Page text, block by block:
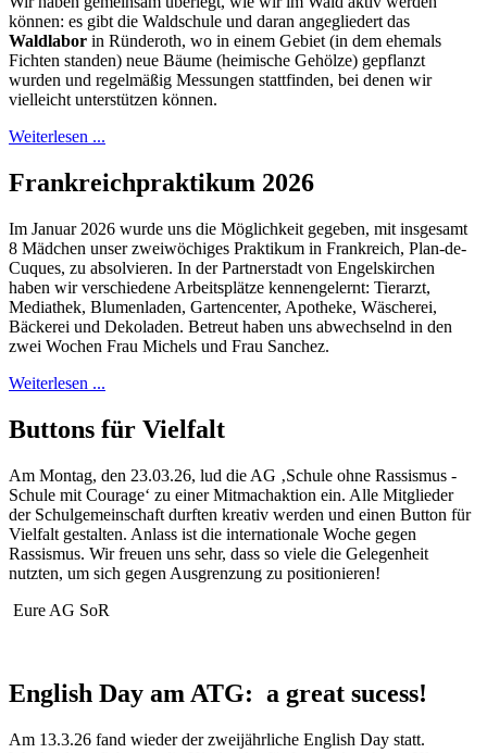
können: es gibt die Waldschule und daran angegliedert das
Waldlabor in Ründeroth, wo in einem Gebiet (in dem ehemals
Fichten standen) neue Bäume (heimische Gehölze) gepflanzt
wurden und regelmäßig Messungen stattfinden, bei denen wir
vielleicht unterstützen können.
Weiterlesen ...
Frankreichpraktikum 2026
Im Januar 2026 wurde uns die Möglichkeit gegeben, mit insgesamt
8 Mädchen unser zweiwöchiges Praktikum in Frankreich, Plan-de-
Cuques, zu absolvieren. In der Partnerstadt von Engelskirchen
haben wir verschiedene Arbeitsplätze kennengelernt: Tierarzt,
Mediathek, Blumenladen, Gartencenter, Apotheke, Wäscherei,
Bäckerei und Dekoladen. Betreut haben uns abwechselnd in den
zwei Wochen Frau Michels und Frau Sanchez.
Weiterlesen ...
Buttons für Vielfalt
Am Montag, den 23.03.26, lud die AG ‚Schule ohne Rassismus -
Schule mit Courage‘ zu einer Mitmachaktion ein. Alle Mitglieder
der Schulgemeinschaft durften kreativ werden und einen Button für
Vielfalt gestalten. Anlass ist die internationale Woche gegen
Rassismus. Wir freuen uns sehr, dass so viele die Gelegenheit
nutzten, um sich gegen Ausgrenzung zu positionieren!
Eure AG SoR
English Day am ATG: a great sucess!
Am 13.3.26 fand wieder der zweijährliche English Day statt.